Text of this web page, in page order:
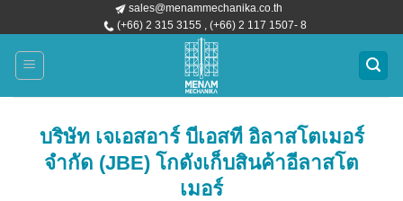
ไป
เนื้อหา
sales@menammechanika.co.th
(+66) 2 315 3155 , (+66) 2 117 1507- 8
บริษัท เจเอสอาร์ บีเอสที อิลาสโตเมอร์
จำกัด (JBE) โกดังเก็บสินค้าอีลาสโต
เมอร์